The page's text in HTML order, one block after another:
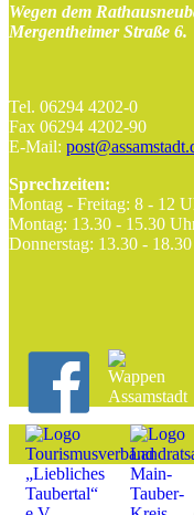
Wegen dem
Mergentheimer Straße 6.
Tel. 06294 4202-0
Fax 06294 4202-90
E-Mail:
Sprechzeiten:
Montag - Freitag: 8 - 12
Montag: 13.30 - 15.30
Donnerstag: 13.30 -